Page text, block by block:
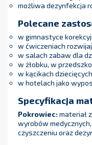
możliwa dezynfekcja
Polecane
w gimnastyce
w ćwiczeniach
w salach zabaw dla
w żłobku, w
w kącikach
w hotelach jako
Specyfikacja
Pokrowiec:materiał
wyrobów
czyszczeniu oraz